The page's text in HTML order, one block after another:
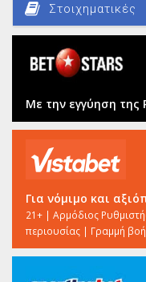
Στοιχηματικές
Με την εγγύηση της
Για νόμιμο και
21+ | Αρμόδιος
περιουσίας | Γραμμή